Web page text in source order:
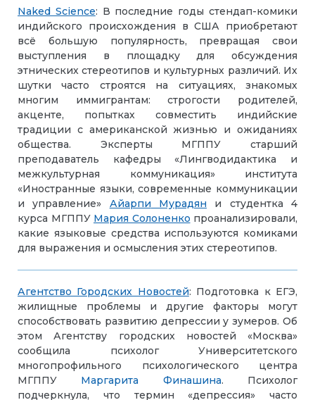
Naked Science: В последние годы стендап-комики
индийского происхождения в США приобретают
всё большую популярность, превращая свои
выступления в площадку для обсуждения
этнических стереотипов и культурных различий. Их
шутки часто строятся на ситуациях, знакомых
многим иммигрантам: строгости родителей,
акценте, попытках совместить индийские
традиции с американской жизнью и ожиданиях
общества. Эксперты МГППУ старший
преподаватель кафедры «Лингводидактика и
межкультурная коммуникация» института
«Иностранные языки, современные коммуникации
и управление» Айарпи Мурадян и студентка 4
курса МГППУ Мария Солоненко проанализировали,
какие языковые средства используются комиками
для выражения и осмысления этих стереотипов.
Агентство Городских Новостей: Подготовка к ЕГЭ,
жилищные проблемы и другие факторы могут
способствовать развитию депрессии у зумеров. Об
этом Агентству городских новостей «Москва»
сообщила психолог Университетского
многопрофильного психологического центра
МГППУ Маргарита Финашина. Психолог
подчеркнула, что термин «депрессия» часто